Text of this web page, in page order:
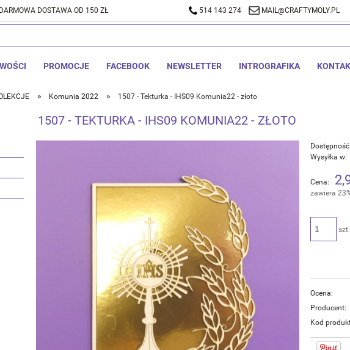
DARMOWA DOSTAWA OD 150 ZŁ 514 143 274
PROMOCJE FACEBOOK NEWSLETTER INTROGRAFIKA
» Komunia 2022 » 1507 - Tekturka - IHS09 Komunia22 - złoto
DARMOWA DOSTAWA OD 150 ZŁ 514 143 274 MAIL@CRAFTYMOLY.PL
1507 - TEKTURKA - IHS09 KOMUNIA22 - ZŁOTO
Dostępność:
Wysyłka w:
Cena:
zawiera
szt.
Ocena:
Producent:
Kod